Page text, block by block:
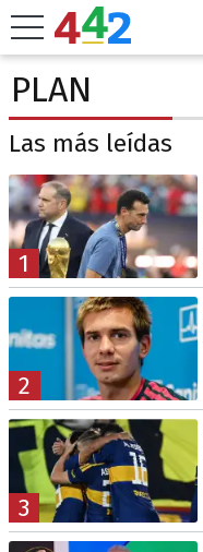
PLAN
Las más leídas
1
2
3